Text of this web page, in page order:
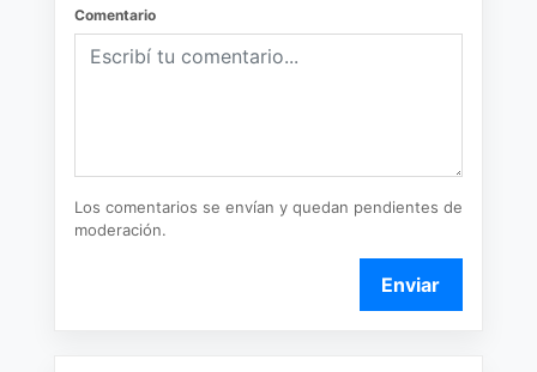
Comentario
Los comentarios se envían y quedan pendientes de
moderación.
Enviar